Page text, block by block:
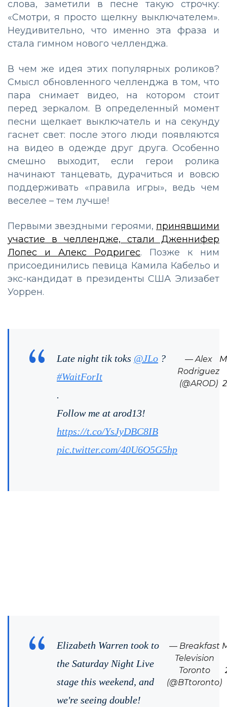
слова, заметили в песне такую строчку:
«Смотри, я просто щелкну выключателем».
Неудивительно, что именно эта фраза и
стала гимном нового челленджа.
В чем же идея этих популярных роликов?
Смысл обновленного челленджа в том, что
пара снимает видео, на котором стоит
перед зеркалом. В определенный момент
песни щелкает выключатель и на секунду
гаснет свет: после этого люди появляются
на видео в одежде друг друга. Особенно
смешно выходит, если герои ролика
начинают танцевать, дурачиться и вовсю
поддерживать «правила игры», ведь чем
веселее – тем лучше!
Первыми звездными героями, принявшими
участие в челлендже, стали Дженнифер
Лопес и Алекс Родригес. Позже к ним
присоединились певица Камила Кабельо и
экс-кандидат в президенты США Элизабет
Уоррен.
Late night tik toks @JLo ?
#WaitForIt
.
Follow me at arod13!
https://t.co/YsJyDBC8IB
pic.twitter.com/40U6O5G5hp
— Alex
Rodriguez
(@AROD)
Elizabeth Warren took to
the Saturday Night Live
stage this weekend, and
we're seeing double!
— Breakfast
Television
Toronto
(@BTtoronto)